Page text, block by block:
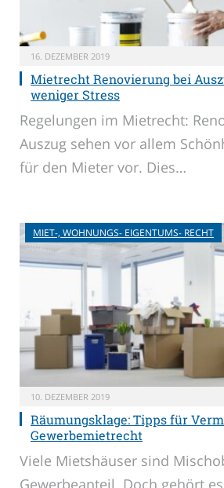
16. DEZEMBER 2019
Mietrecht Renovierung bei
weniger Stress
Regelungen im Mietrecht:
Auszug sehen vor allem
für den Mieter vor. Dies…
MIET-, WOHNUNGS- EIGENTUMS- RECHT
10. DEZEMBER 2019
Räumungsklage: Tipps für
Gewerbemietrecht
Viele Mietshäuser sind